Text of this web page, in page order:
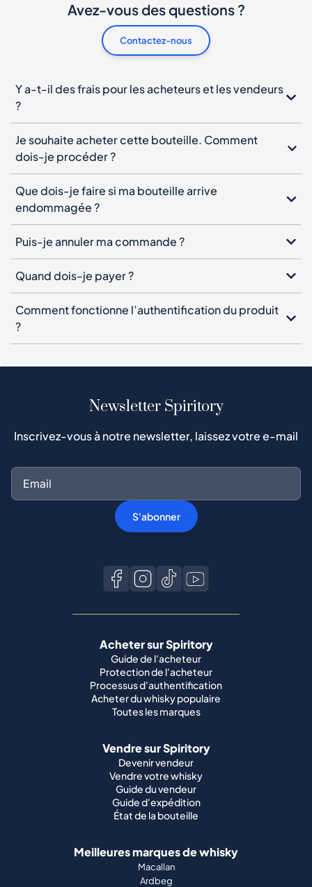
Avez-vous des questions ?
Contactez-nous
Y a-t-il des frais pour les acheteurs et les vendeurs
?
Je souhaite acheter cette bouteille. Comment
dois-je procéder ?
Que dois-je faire si ma bouteille arrive
endommagée ?
Puis-je annuler ma commande ?
Quand dois-je payer ?
Comment fonctionne l’authentification du produit
?
Newsletter Spiritory
Inscrivez-vous à notre newsletter, laissez votre e-mail
S'abonner
Acheter sur Spiritory
Guide de l'acheteur
Protection de l'acheteur
Processus d'authentification
Acheter du whisky populaire
Toutes les marques
Vendre sur Spiritory
Devenir vendeur
Vendre votre whisky
Guide du vendeur
Guide d'expédition
État de la bouteille
Meilleures marques de whisky
Macallan
Ardbeg